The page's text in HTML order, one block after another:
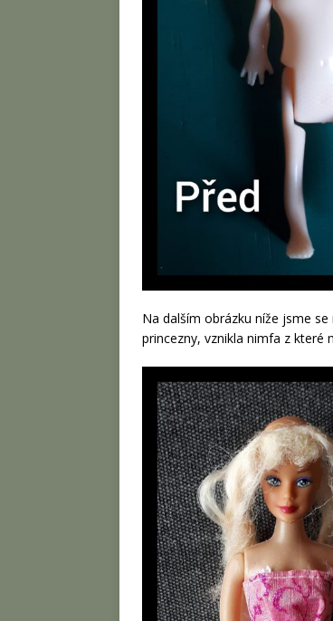
Na dalším obrázku níže jsme
princezny, vznikla nimfa z